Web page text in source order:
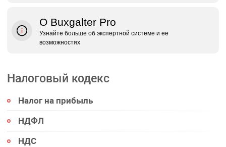
О Buxgalter Pro
Узнайте больше об экспертной системе и ее
возможностях
Налоговый кодекс
Налог на прибыль
НДФЛ
НДС